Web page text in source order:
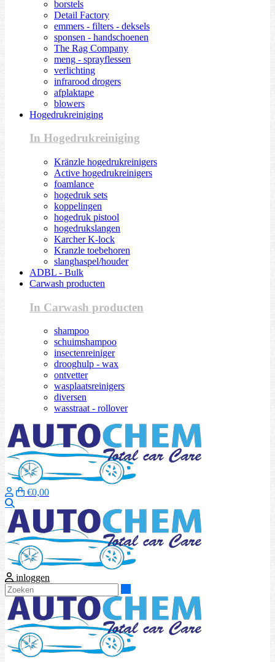
borstels
Detail Factory
emmers - filters - deksels
sponsen - handschoenen
The Rag Company
meng - sprayflessen
verlichting
infrarood drogers
afplaktape
blowers
Hogedrukreiniging
In Hogedrukreiniging
Kränzle hogedrukreinigers
Active hogedrukreinigers
foamlance
hogedruk sets
koppelingen
hogedruk pistool
hogedrukslangen
Karcher K-lock
Kranzle toebehoren
slanghaspel/houder
ADBL - Bulk
Carwash producten
In Carwash producten
shampoo
schuimshampoo
insectenreiniger
drooghulp - wax
ontvetter
wasplaatsreinigers
diversen
wasstraat - rollover
€0,00
inloggen